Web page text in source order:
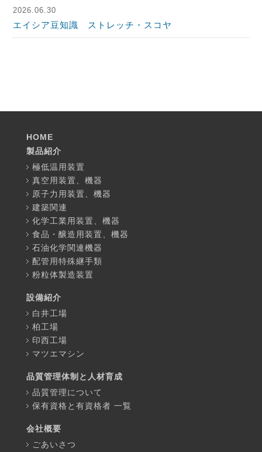
2026.06.30
エイシア豆知識 ストレッチ・スコヤ
HOME
製品紹介
極低温用装置
真空用装置、機器
原子力用装置、機器
建築関連
化学工業用装置、機器
食品・醸造用装置、機器
石油化学関連機器
配管用特殊継手類
粉粒体製造装置
設備紹介
白井工場
柏工場
印西工場
マツエマシン
品質管理体制と人材育成
品質管理について
保有資格と有資格者 一覧
会社概要
ごあいさつ